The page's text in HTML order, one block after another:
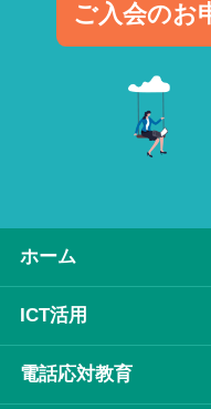
ご入会のお
ホーム
ICT活⽤
電話応対教育